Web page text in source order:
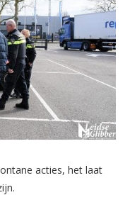
acties, het laat